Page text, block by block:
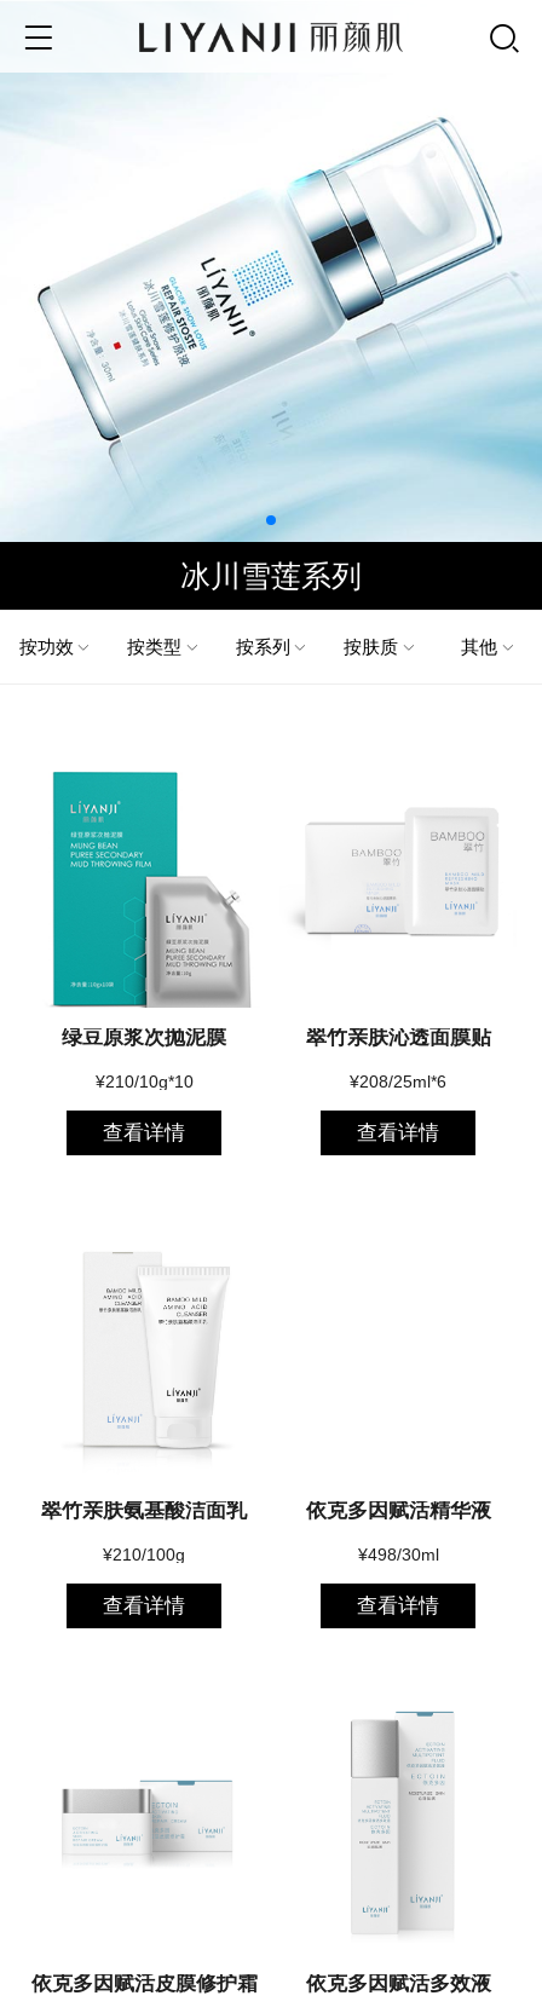
冰川雪莲系列
按功效 按类型 按系列 按肤质 其他
绿豆原浆次抛泥膜
¥210/10g*10
查看详情
翠竹亲肤沁透面膜贴
¥208/25ml*6
查看详情
翠竹亲肤氨基酸洁面乳
¥210/100g
查看详情
依克多因赋活精华液
¥498/30ml
查看详情
依克多因赋活皮膜修护霜 依克多因赋活多效液